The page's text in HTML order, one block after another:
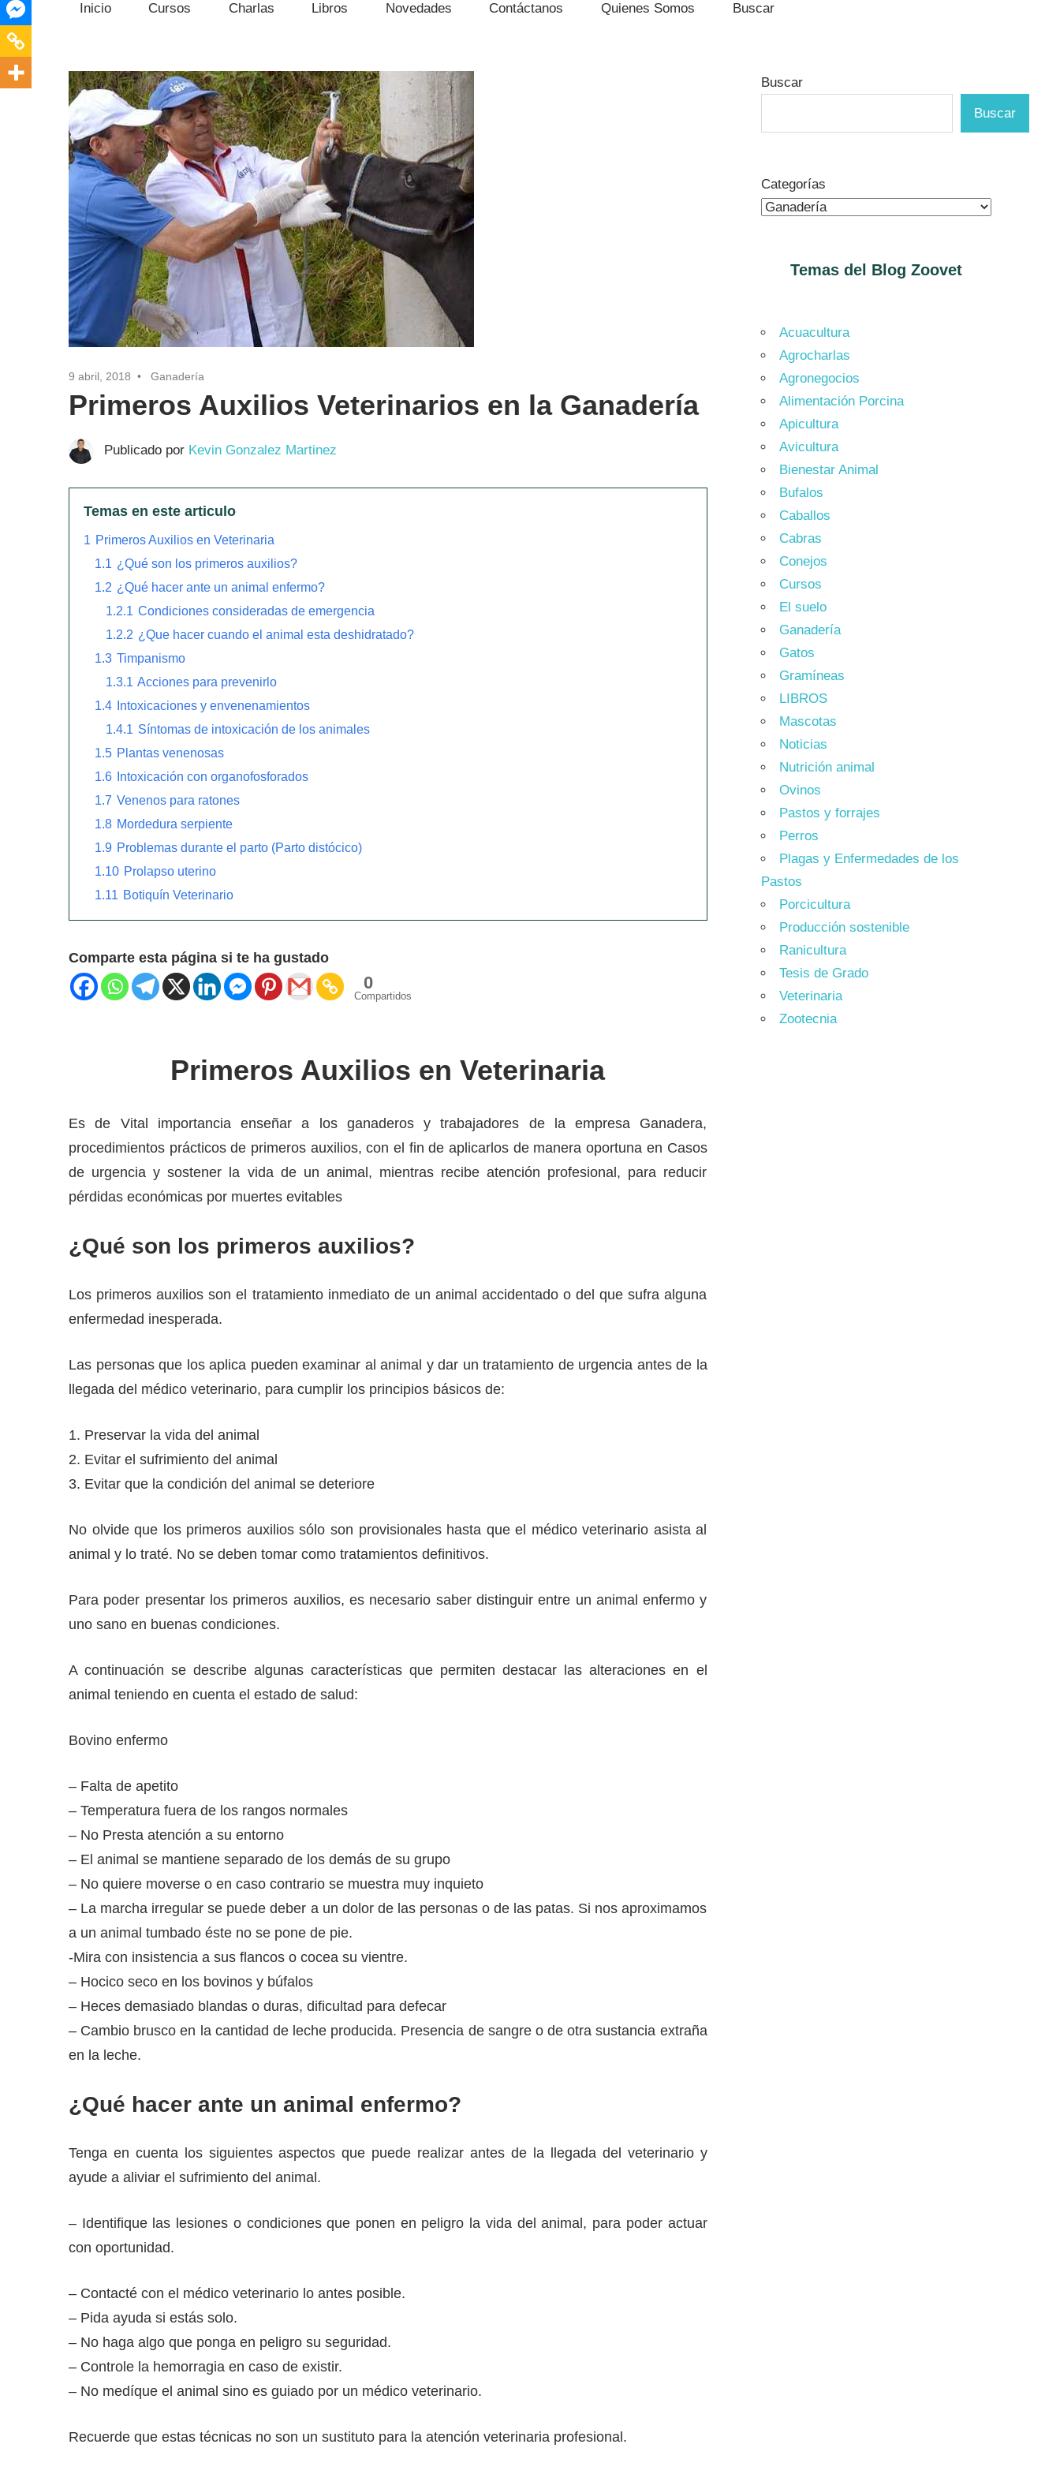
Inicio Cursos Charlas Libros Novedades Contáctanos Quienes Somos Buscar
9 abril, 2018 Ganadería
Primeros Auxilios Veterinarios en la Ganadería
Publicado por Kevin Gonzalez Martinez
Temas en este articulo
1 Primeros Auxilios en Veterinaria
1.1 ¿Qué son los primeros auxilios?
1.2 ¿Qué hacer ante un animal enfermo?
1.2.1 Condiciones consideradas de emergencia
1.2.2 ¿Que hacer cuando el animal esta deshidratado?
1.3 Timpanismo
1.3.1 Acciones para prevenirlo
1.4 Intoxicaciones y envenenamientos
1.4.1 Síntomas de intoxicación de los animales
1.5 Plantas venenosas
1.6 Intoxicación con organofosforados
1.7 Venenos para ratones
1.8 Mordedura serpiente
1.9 Problemas durante el parto (Parto distócico)
1.10 Prolapso uterino
1.11 Botiquín Veterinario
Comparte esta página si te ha gustado
0
Compartidos
Primeros Auxilios en Veterinaria
Es de Vital importancia enseñar a los ganaderos y trabajadores de la empresa Ganadera,
procedimientos prácticos de primeros auxilios, con el fin de aplicarlos de manera oportuna en Casos
de urgencia y sostener la vida de un animal, mientras recibe atención profesional, para reducir
pérdidas económicas por muertes evitables
¿Qué son los primeros auxilios?
Los primeros auxilios son el tratamiento inmediato de un animal accidentado o del que sufra alguna
enfermedad inesperada.
Las personas que los aplica pueden examinar al animal y dar un tratamiento de urgencia antes de la
llegada del médico veterinario, para cumplir los principios básicos de:
1. Preservar la vida del animal
2. Evitar el sufrimiento del animal
3. Evitar que la condición del animal se deteriore
No olvide que los primeros auxilios sólo son provisionales hasta que el médico veterinario asista al
animal y lo traté. No se deben tomar como tratamientos definitivos.
Para poder presentar los primeros auxilios, es necesario saber distinguir entre un animal enfermo y
uno sano en buenas condiciones.
A continuación se describe algunas características que permiten destacar las alteraciones en el
animal teniendo en cuenta el estado de salud:
Bovino enfermo
– Falta de apetito
– Temperatura fuera de los rangos normales
– No Presta atención a su entorno
– El animal se mantiene separado de los demás de su grupo
– No quiere moverse o en caso contrario se muestra muy inquieto
– La marcha irregular se puede deber a un dolor de las personas o de las patas. Si nos aproximamos
a un animal tumbado éste no se pone de pie.
-Mira con insistencia a sus flancos o cocea su vientre.
– Hocico seco en los bovinos y búfalos
– Heces demasiado blandas o duras, dificultad para defecar
– Cambio brusco en la cantidad de leche producida. Presencia de sangre o de otra sustancia extraña
en la leche.
¿Qué hacer ante un animal enfermo?
Tenga en cuenta los siguientes aspectos que puede realizar antes de la llegada del veterinario y
ayude a aliviar el sufrimiento del animal.
– Identifique las lesiones o condiciones que ponen en peligro la vida del animal, para poder actuar
con oportunidad.
– Contacté con el médico veterinario lo antes posible.
– Pida ayuda si estás solo.
– No haga algo que ponga en peligro su seguridad.
– Controle la hemorragia en caso de existir.
– No medíque el animal sino es guiado por un médico veterinario.
Recuerde que estas técnicas no son un sustituto para la atención veterinaria profesional.
Buscar
Buscar
Categorías
Temas del Blog Zoovet
Acuacultura
Agrocharlas
Agronegocios
Alimentación Porcina
Apicultura
Avicultura
Bienestar Animal
Bufalos
Caballos
Cabras
Conejos
Cursos
El suelo
Ganadería
Gatos
Gramíneas
LIBROS
Mascotas
Noticias
Nutrición animal
Ovinos
Pastos y forrajes
Perros
Plagas y Enfermedades de los
Pastos
Porcicultura
Producción sostenible
Ranicultura
Tesis de Grado
Veterinaria
Zootecnia